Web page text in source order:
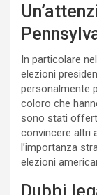
In particolare
elezioni
personalmente
coloro che
sono stati
convincere altri
l’importanza
elezioni